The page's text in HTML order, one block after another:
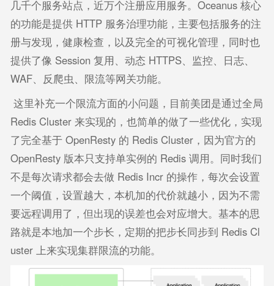
几千个服务站点，近万个注册应用服务。Oceanus 核心
的功能是提供 HTTP 服务治理功能，主要包括服务的注
册与发现，健康检查，以及完全的可视化管理，同时也
提供了像 Session 复用、动态 HTTPS、监控、日志、
WAF、反爬虫、限流等网关功能。
这里补充一个限流方面的小问题，目前美团是通过全局
Redis Cluster 来实现的，也简单的做了一些优化，实现
了完全基于 OpenResty 的 Redis Cluster，因为官方的
OpenResty 版本只支持单实例的 Redis 调用。同时我们
不是每次请求都会去做 Redis Incr 的操作，每次会设置
一个阈值，设置越大，本机加的代价就越小，因为不需
要远程调用了，但出现的误差也会对应增大。基本的思
路就是本地加一个步长，定期的把步长同步到 Redis Cl
uster 上来实现集群限流的功能。